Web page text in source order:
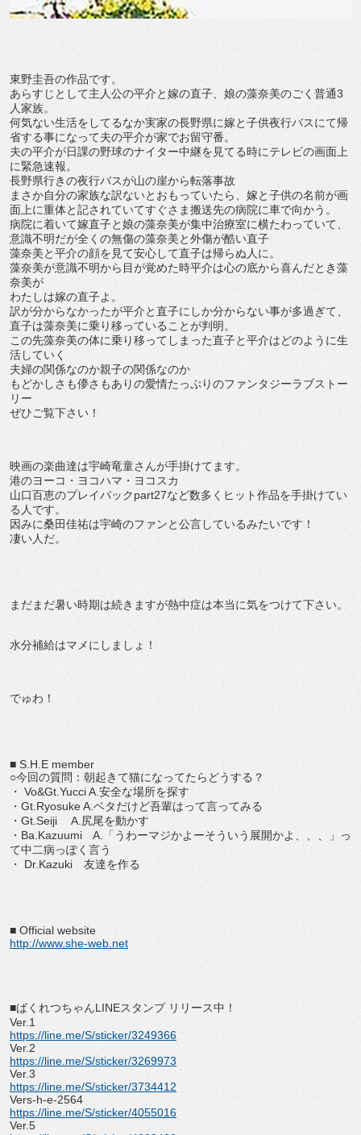
東野圭吾の作品です。
あらすじとして主人公の平介と嫁の直子、娘の藻奈美のごく普通3
人家族。
何気ない生活をしてるなか実家の長野県に嫁と子供夜行バスにて帰
省する事になって夫の平介が家でお留守番。
夫の平介が日課の野球のナイター中継を見てる時にテレビの画面上
に緊急速報。
長野県行きの夜行バスが山の崖から転落事故
まさか自分の家族な訳ないとおもっていたら、嫁と子供の名前が画
面上に重体と記されていてすぐさま搬送先の病院に車で向かう。
病院に着いて嫁直子と娘の藻奈美が集中治療室に横たわっていて、
意識不明だが全くの無傷の藻奈美と外傷が酷い直子
藻奈美と平介の顔を見て安心して直子は帰らぬ人に。
藻奈美が意識不明から目が覚めた時平介は心の底から喜んだとき藻
奈美が
わたしは嫁の直子よ。
訳が分からなかったが平介と直子にしか分からない事が多過ぎて、
直子は藻奈美に乗り移っていることが判明。
この先藻奈美の体に乗り移ってしまった直子と平介はどのように生
活していく
夫婦の関係なのか親子の関係なのか
もどかしさも儚さもありの愛情たっぷりのファンタジーラブストー
リー
ぜひご覧下さい！
映画の楽曲達は宇崎竜童さんが手掛けてます。
港のヨーコ・ヨコハマ・ヨコスカ
山口百恵のプレイバックpart27など数多くヒット作品を手掛けてい
る人です。
因みに桑田佳祐は宇崎のファンと公言しているみたいです！
凄い人だ。
まだまだ暑い時期は続きますが熱中症は本当に気をつけて下さい。
水分補給はマメにしましょ！
でゅわ！
■ S.H.E member
○今回の質問：朝起きて猫になってたらどうする？
・ Vo&Gt.Yucci A.安全な場所を探す
・Gt.Ryosuke A.ベタだけど吾輩はって言ってみる
・Gt.Seiji A.尻尾を動かす
・Ba.Kazuumi A.「うわーマジかよーそういう展開かよ、、、」っ
て中二病っぽく言う
・ Dr.Kazuki 友達を作る
■ Official website
http://www.she-web.net
■ばくれつちゃんLINEスタンプ リリース中！
Ver.1
https://line.me/S/sticker/3249366
Ver.2
https://line.me/S/sticker/3269973
Ver.3
https://line.me/S/sticker/3734412
Vers-h-e-2564
https://line.me/S/sticker/4055016
Ver.5